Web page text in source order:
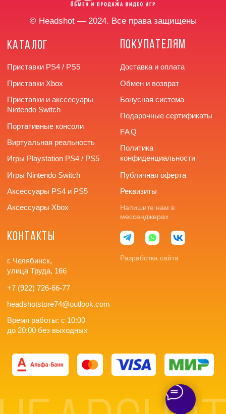
Время работы: с 10:00